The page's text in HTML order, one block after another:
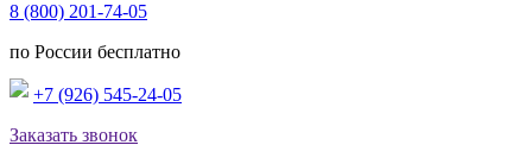
8 (800) 201-74-05
по России бесплатно
+7 (926) 545-24-05
Заказать звонок